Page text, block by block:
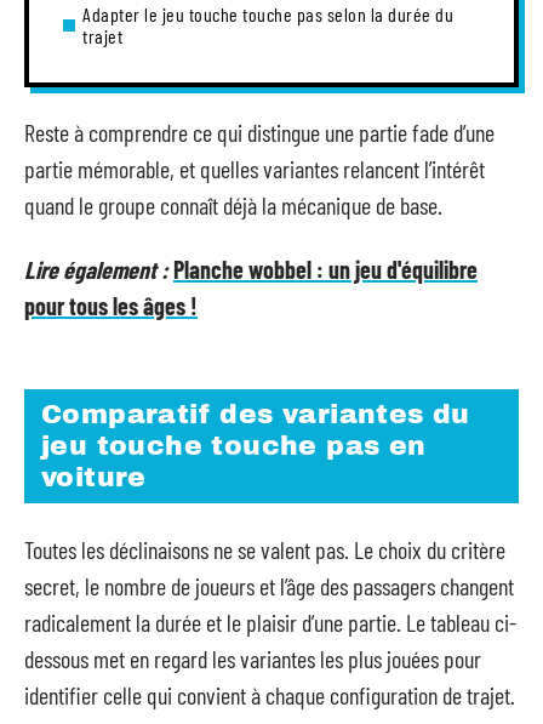
Adapter le jeu touche touche pas selon la durée du
trajet
Reste à comprendre ce qui distingue une partie fade d’une
partie mémorable, et quelles variantes relancent l’intérêt
quand le groupe connaît déjà la mécanique de base.
Lire également :Planche wobbel : un jeu d'équilibre
pour tous les âges !
Comparatif des variantes du
jeu touche touche pas en
voiture
Toutes les déclinaisons ne se valent pas. Le choix du critère
secret, le nombre de joueurs et l’âge des passagers changent
radicalement la durée et le plaisir d’une partie. Le tableau ci-
dessous met en regard les variantes les plus jouées pour
identifier celle qui convient à chaque configuration de trajet.